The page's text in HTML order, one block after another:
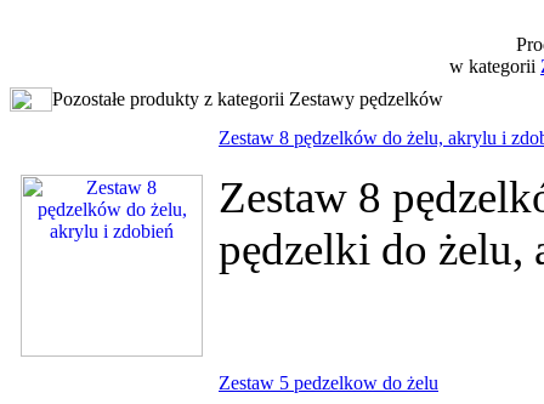
w kategorii
Pozostałe produkty z kategorii Zestawy pędzelków
Zestaw 8 pędzelków do żelu, akrylu i
Zestaw 8
pędzelki do
Zestaw 5 pedzelkow do żelu